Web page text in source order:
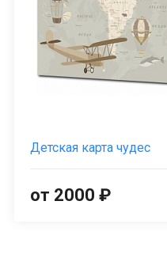
Детская карта чудес
от 2000 ₽